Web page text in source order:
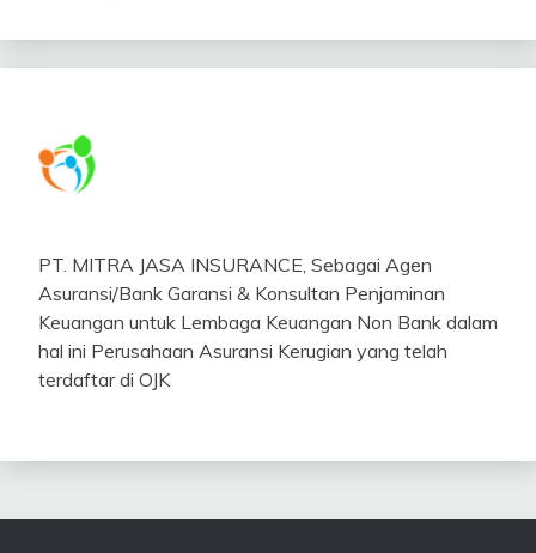
PT. MITRA JASA INSURANCE, Sebagai Agen
Asuransi/Bank Garansi & Konsultan Penjaminan
Keuangan untuk Lembaga Keuangan Non Bank dalam
hal ini Perusahaan Asuransi Kerugian yang telah
terdaftar di OJK